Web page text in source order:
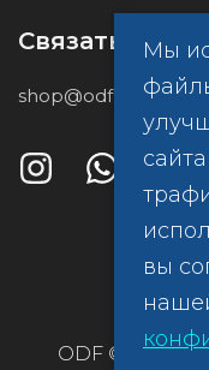
Связаться с
shop@odf.global
ODF ©
Мы
вы